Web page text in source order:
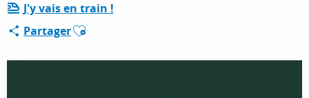
SÉJOURNER
J'y vais en train !
PartagerAjouter aux favoris